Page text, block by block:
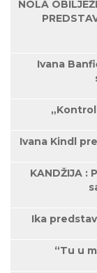
NOLA
Ivana
Ivana Kindl
KANDŽIJA :
Ika
“Tu u